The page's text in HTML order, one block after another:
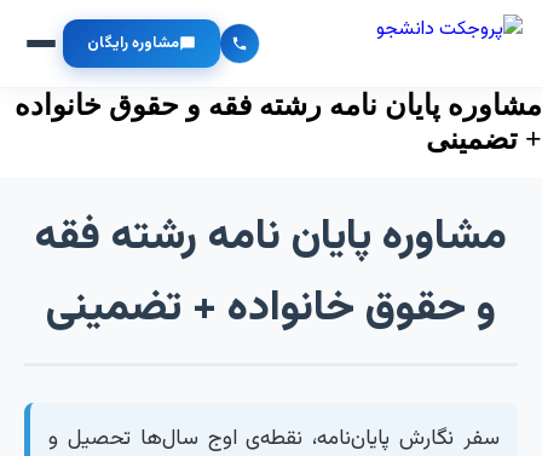
مشاوره رایگان
مشاوره پایان نامه رشته فقه و حقوق خانواده
+ تضمینی
مشاوره پایان نامه رشته فقه
و حقوق خانواده + تضمینی
سفر نگارش پایان‌نامه، نقطه‌ی اوج سال‌ها تحصیل و